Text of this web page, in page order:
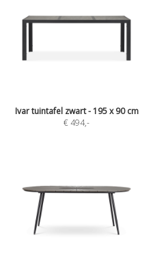
Ivar tuintafel zwart - 195 x 90 cm
€ 494,-